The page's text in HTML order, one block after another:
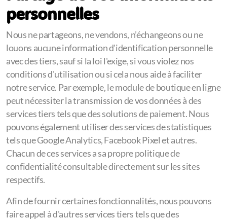
personnelles
Nous ne partageons, ne vendons, n’échangeons ou ne
louons aucune information d'identification personnelle
avec des tiers, sauf si la loi l'exige, si vous violez nos
conditions d'utilisation ou si cela nous aide à faciliter
notre service. Par exemple, le module de boutique en ligne
peut nécessiter la transmission de vos données à des
services tiers tels que des solutions de paiement. Nous
pouvons également utiliser des services de statistiques
tels que Google Analytics, Facebook Pixel et autres.
Chacun de ces services a sa propre politique de
confidentialité consultable directement sur les sites
respectifs.
Afin de fournir certaines fonctionnalités, nous pouvons
faire appel à d'autres services tiers tels que des